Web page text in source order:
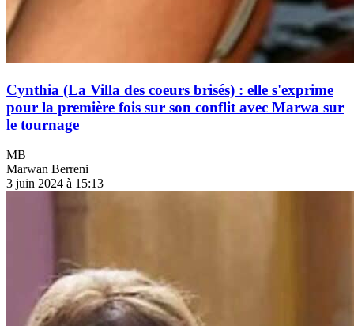
Cynthia (La Villa des coeurs brisés) : elle s'exprime
pour la première fois sur son conflit avec Marwa sur
le tournage
MB
Marwan Berreni
3 juin 2024 à 15:13